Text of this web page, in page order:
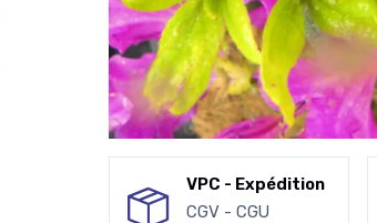
VPC - Expédition
CGV - CGU